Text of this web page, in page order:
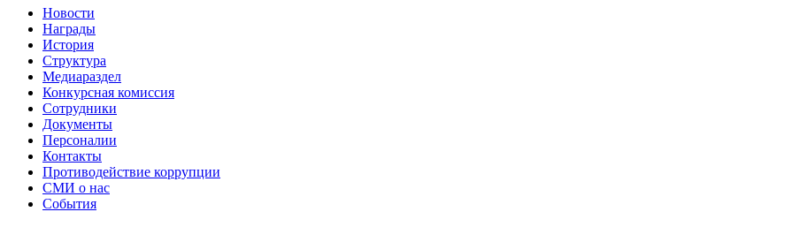
Новости
Награды
История
Структура
Медиараздел
Конкурсная комиссия
Сотрудники
Документы
Персоналии
Контакты
Противодействие коррупции
СМИ о нас
События